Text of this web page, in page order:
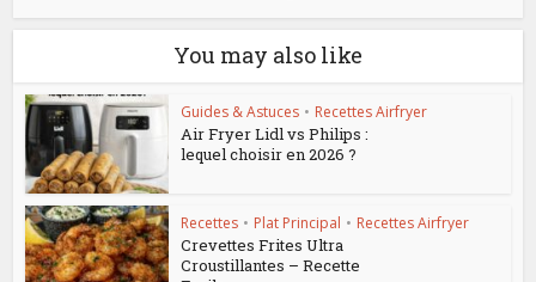
You may also like
Guides & Astuces • Recettes Airfryer
Air Fryer Lidl vs Philips :
lequel choisir en 2026 ?
Recettes • Plat Principal • Recettes Airfryer
Crevettes Frites Ultra
Croustillantes – Recette